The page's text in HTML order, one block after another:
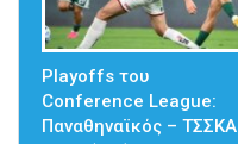
Playoffs του
Conference League:
Παναθηναϊκός – ΤΣΣΚΑ